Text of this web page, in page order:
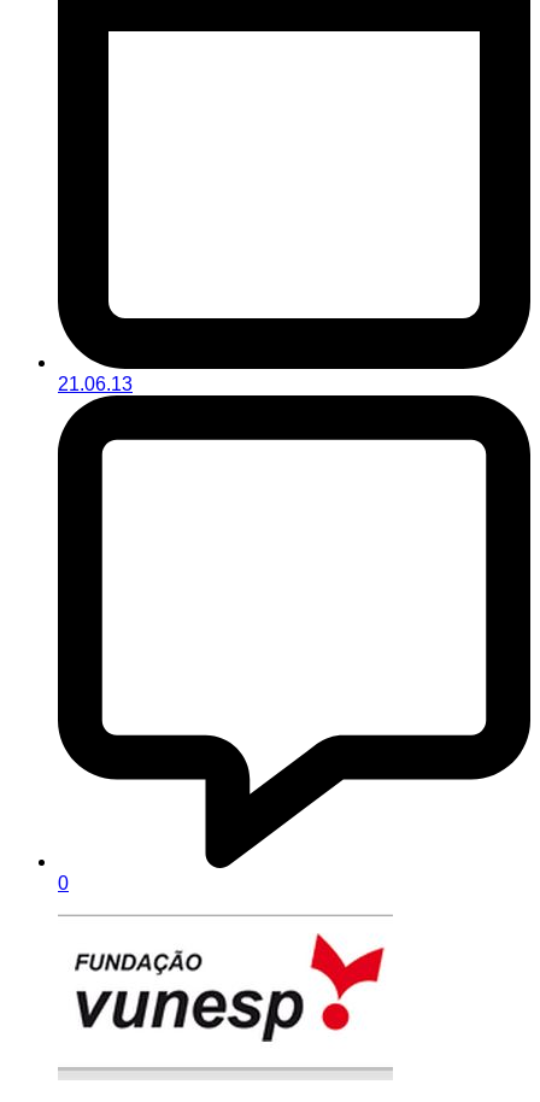
21.06.13
0